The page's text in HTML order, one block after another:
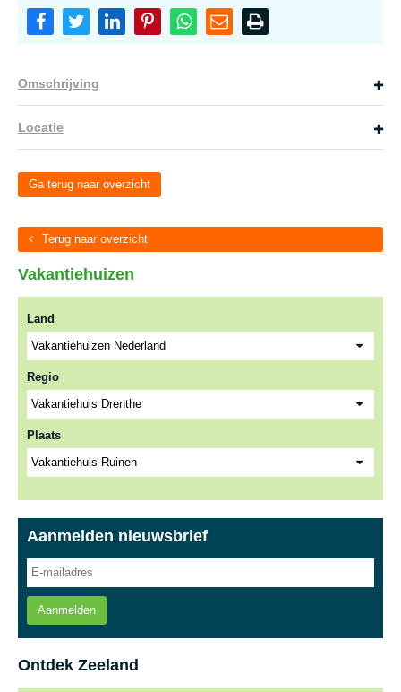
Omschrijving
Locatie
Ga terug naar overzicht
Terug naar overzicht
Vakantiehuizen
Land
Regio
Plaats
Aanmelden nieuwsbrief
Aanmelden
Ontdek Zeeland